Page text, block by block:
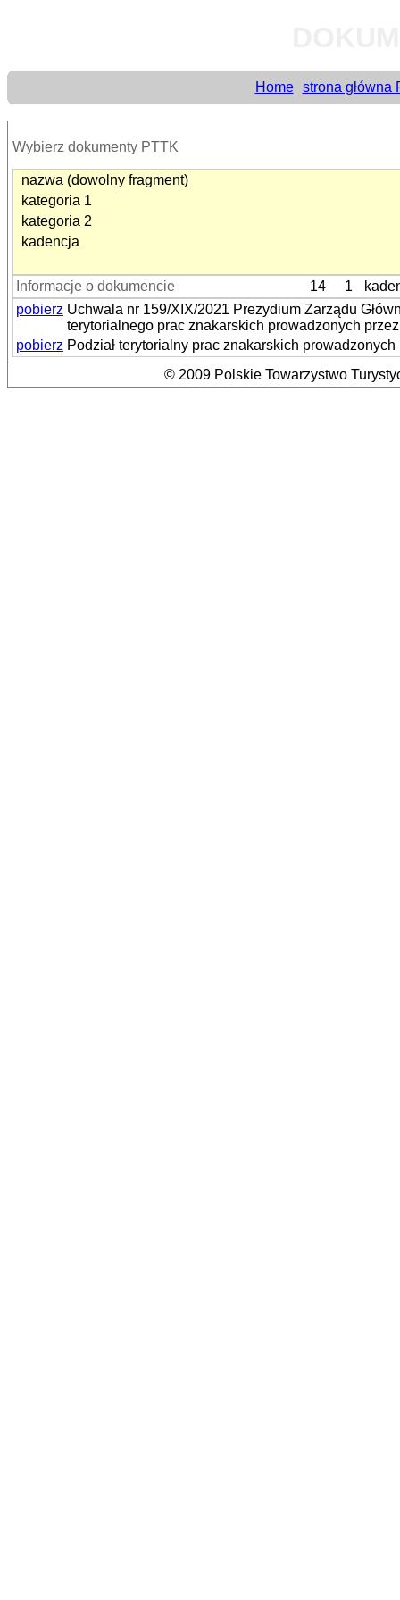
Home strona główna
Wybierz dokumenty PTTK
nazwa (dowolny fragment)
kategoria 1
kategoria 2
kadencja
Informacje o dokumencie 14 1
pobierz Uchwala nr 159/XIX/2021 Prezydium Zarządu
terytorialnego prac znakarskich prowadzonych
pobierz Podział terytorialny prac znakarskich
© 2009 Polskie Towarzystwo